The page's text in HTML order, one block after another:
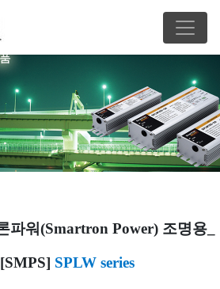
파워(Smartron Power) 조명용_
SPLW series